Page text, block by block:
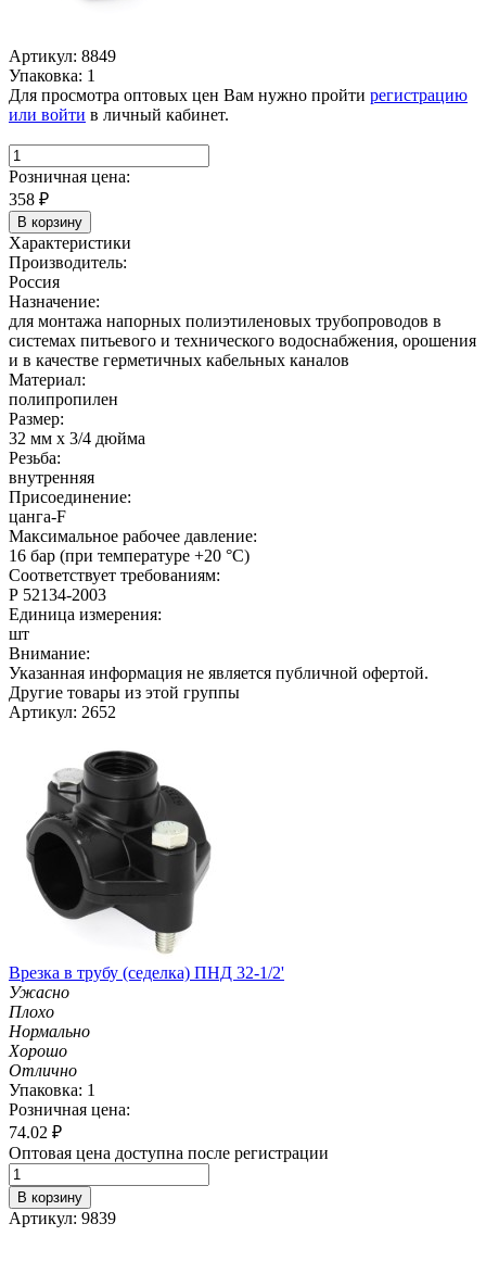
Артикул: 8849
Упаковка: 1
Для просмотра оптовых цен Вам нужно пройти регистрацию
или войти в личный кабинет.
Розничная цена:
358 ₽
В корзину
Характеристики
Производитель:
Россия
Назначение:
для монтажа напорных полиэтиленовых трубопроводов в
системах питьевого и технического водоснабжения, орошения
и в качестве герметичных кабельных каналов
Материал:
полипропилен
Размер:
32 мм х 3/4 дюйма
Резьба:
внутренняя
Присоединение:
цанга-F
Максимальное рабочее давление:
16 бар (при температуре +20 °C)
Соответствует требованиям:
Р 52134-2003
Единица измерения:
шт
Внимание:
Указанная информация не является публичной офертой.
Другие товары из этой группы
Артикул: 2652
Врезка в трубу (седелка) ПНД 32-1/2'
Ужасно
Плохо
Нормально
Хорошо
Отлично
Упаковка: 1
Розничная цена:
74.02 ₽
Оптовая цена доступна после регистрации
В корзину
Артикул: 9839